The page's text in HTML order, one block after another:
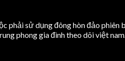
phải sử dụng đông hòn đảo
phong gia đình theo dõi việt nam.